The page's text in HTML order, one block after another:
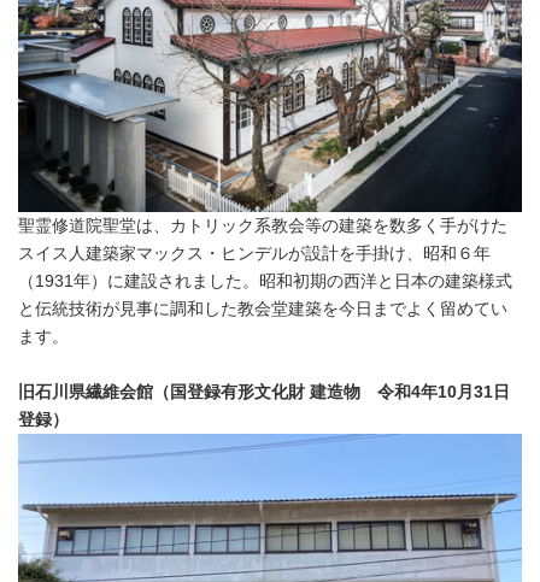
聖霊修道院聖堂は、カトリック系教会等の建築を数多く手がけた
スイス人建築家マックス・ヒンデルが設計を手掛け、昭和６年
（1931年）に建設されました。昭和初期の西洋と日本の建築様式
と伝統技術が見事に調和した教会堂建築を今日までよく留めてい
ます。
旧石川県繊維会館（国登録有形文化財 建造物 令和4年10月31日
登録）